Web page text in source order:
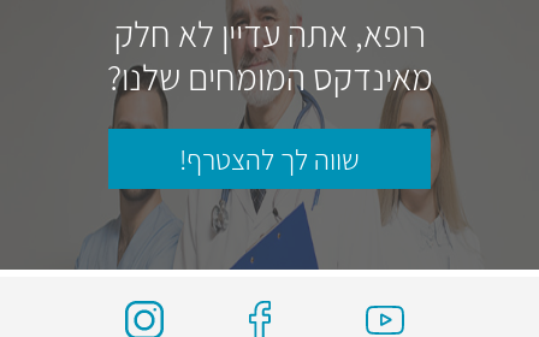
רופא, אתה עדיין לא חלק
מאינדקס המומחים שלנו?
שווה לך להצטרף!